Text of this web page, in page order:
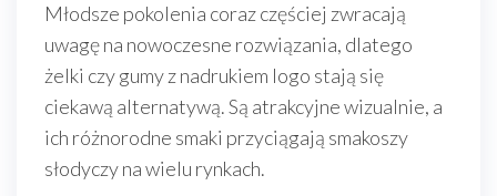
Młodsze pokolenia coraz częściej zwracają
uwagę na nowoczesne rozwiązania, dlatego
żelki czy gumy z nadrukiem logo stają się
ciekawą alternatywą. Są atrakcyjne wizualnie, a
ich różnorodne smaki przyciągają smakoszy
słodyczy na wielu rynkach.